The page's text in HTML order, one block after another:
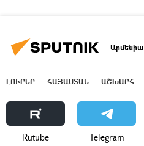
Արմենիա
ԼՈՒՐԵՐ ՀԱՅԱՍՏԱՆ ԱՇԽԱՐՀ
Rutube Telegram